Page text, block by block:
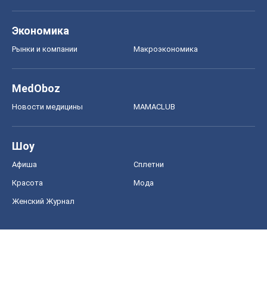
Экономика
Рынки и компании Mакроэкономика
MedOboz
Новости медицины MAMACLUB
Шоу
Афиша Сплетни
Красота Мода
Женский Журнал